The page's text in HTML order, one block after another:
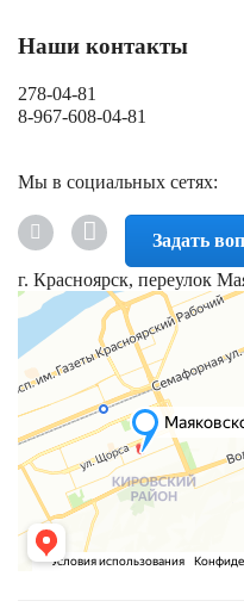
Наши контакты
278-04-81
8-967-608-04-81
Мы в социальных сетях:
Задать
г. Красноярск, переулок